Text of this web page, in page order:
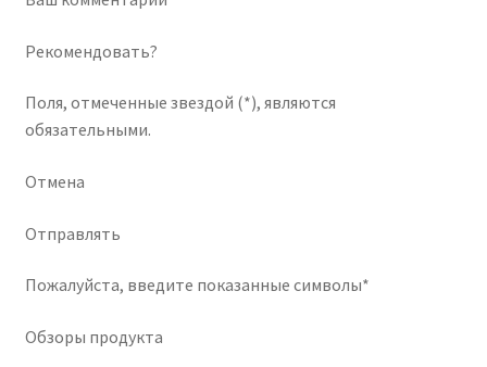
Рекомендовать?
Поля, отмеченные звездой (*), являются
обязательными.
Отмена
Отправлять
Пожалуйста, введите показанные символы*
Обзоры продукта